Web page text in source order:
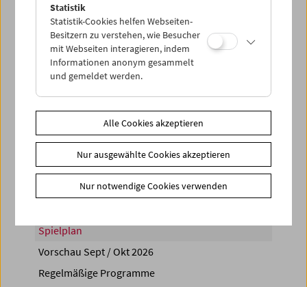
PROGRAMM ÜBERBLICK
Share on
Spielplan
Vorschau Sept / Okt 2026
Regelmäßige Programme
Statistik
Statistik-Cookies helfen Webseiten-
Besitzern zu verstehen, wie Besucher
mit Webseiten interagieren, indem
Informationen anonym gesammelt
und gemeldet werden.
Alle Cookies akzeptieren
Nur ausgewählte Cookies akzeptieren
Nur notwendige Cookies verwenden